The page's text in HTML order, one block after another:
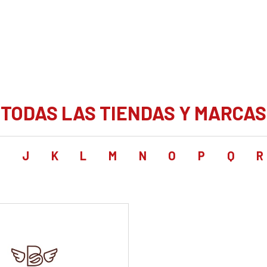
TODAS LAS TIENDAS Y MARCAS
J K L M N O P Q R